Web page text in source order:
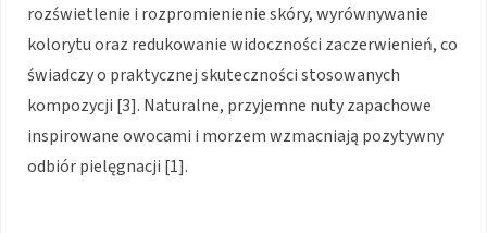
rozświetlenie i rozpromienienie skóry, wyrównywanie
kolorytu oraz redukowanie widoczności zaczerwienień, co
świadczy o praktycznej skuteczności stosowanych
kompozycji [3]. Naturalne, przyjemne nuty zapachowe
inspirowane owocami i morzem wzmacniają pozytywny
odbiór pielęgnacji [1].